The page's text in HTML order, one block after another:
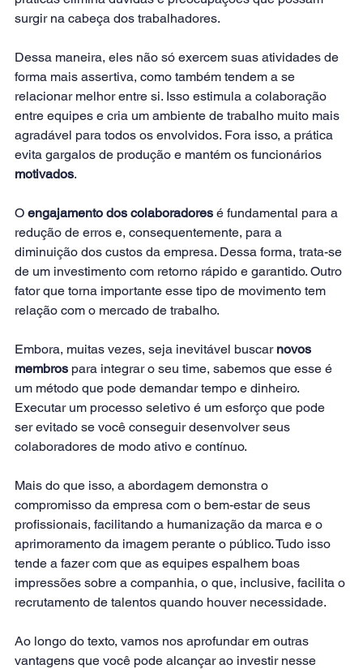
surgir na cabeça dos trabalhadores.
Dessa maneira, eles não só exercem suas atividades de
forma mais assertiva, como também tendem a se
relacionar melhor entre si. Isso estimula a colaboração
entre equipes e cria um ambiente de trabalho muito mais
agradável para todos os envolvidos. Fora isso, a prática
evita gargalos de produção e mantém os funcionários
motivados.
O engajamento dos colaboradores é fundamental para a
redução de erros e, consequentemente, para a
diminuição dos custos da empresa. Dessa forma, trata-se
de um investimento com retorno rápido e garantido. Outro
fator que torna importante esse tipo de movimento tem
relação com o mercado de trabalho.
Embora, muitas vezes, seja inevitável buscar novos
membros para integrar o seu time, sabemos que esse é
um método que pode demandar tempo e dinheiro.
Executar um processo seletivo é um esforço que pode
ser evitado se você conseguir desenvolver seus
colaboradores de modo ativo e contínuo.
Mais do que isso, a abordagem demonstra o
compromisso da empresa com o bem-estar de seus
profissionais, facilitando a humanização da marca e o
aprimoramento da imagem perante o público. Tudo isso
tende a fazer com que as equipes espalhem boas
impressões sobre a companhia, o que, inclusive, facilita o
recrutamento de talentos quando houver necessidade.
Ao longo do texto, vamos nos aprofundar em outras
vantagens que você pode alcançar ao investir nesse